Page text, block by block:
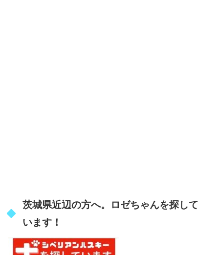
茨城県近辺の方へ。ロゼちゃんを探して
います！